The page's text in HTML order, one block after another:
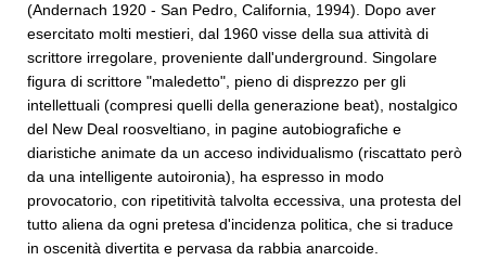
(Andernach 1920 - San Pedro, California, 1994). Dopo aver
esercitato molti mestieri, dal 1960 visse della sua attività di
scrittore irregolare, proveniente dall'underground. Singolare
figura di scrittore "maledetto", pieno di disprezzo per gli
intellettuali (compresi quelli della generazione beat), nostalgico
del New Deal roosveltiano, in pagine autobiografiche e
diaristiche animate da un acceso individualismo (riscattato però
da una intelligente autoironia), ha espresso in modo
provocatorio, con ripetitività talvolta eccessiva, una protesta del
tutto aliena da ogni pretesa d'incidenza politica, che si traduce
in oscenità divertita e pervasa da rabbia anarcoide.